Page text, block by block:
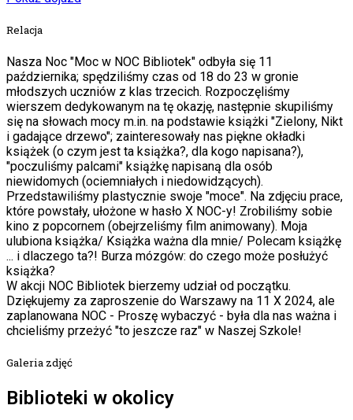
Relacja
Nasza Noc "Moc w NOC Bibliotek" odbyła się 11
października; spędziliśmy czas od 18 do 23 w gronie
młodszych uczniów z klas trzecich. Rozpoczęliśmy
wierszem dedykowanym na tę okazję, następnie skupiliśmy
się na słowach mocy m.in. na podstawie książki "Zielony, Nikt
i gadające drzewo"; zainteresowały nas piękne okładki
książek (o czym jest ta książka?, dla kogo napisana?),
"poczuliśmy palcami" książkę napisaną dla osób
niewidomych (ociemniałych i niedowidzących).
Przedstawiliśmy plastycznie swoje "moce". Na zdjęciu prace,
które powstały, ułożone w hasło X NOC-y! Zrobiliśmy sobie
kino z popcornem (obejrzeliśmy film animowany). Moja
ulubiona książka/ Książka ważna dla mnie/ Polecam książkę
... i dlaczego ta?! Burza mózgów: do czego może posłużyć
książka?
W akcji NOC Bibliotek bierzemy udział od początku.
Dziękujemy za zaproszenie do Warszawy na 11 X 2024, ale
zaplanowana NOC - Proszę wybaczyć - była dla nas ważna i
chcieliśmy przeżyć "to jeszcze raz" w Naszej Szkole!
Galeria zdjęć
Biblioteki w okolicy